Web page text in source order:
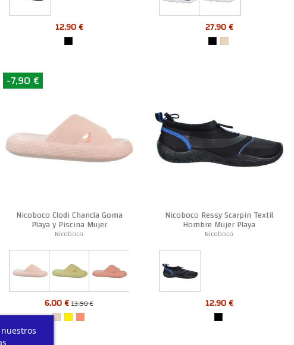
12,90 € 27,90 €
-7,90 €
Nicoboco Clodi Chancla Goma
Playa y Piscina Mujer
Nicoboco
6,00 €13,90 €
Nicoboco Ressy Scarpin Textil
Hombre Mujer Playa
Nicoboco
12,90 €